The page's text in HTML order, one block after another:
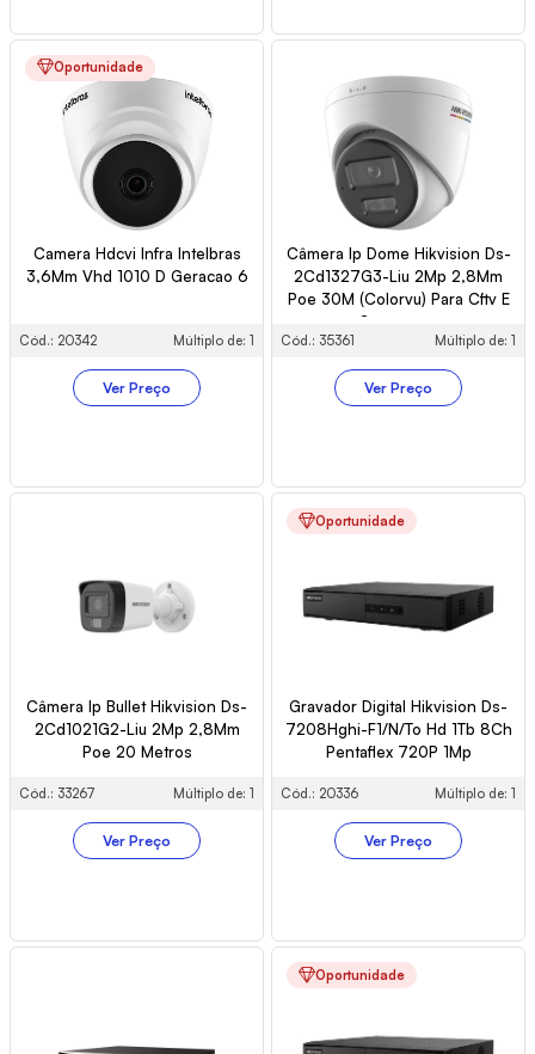
Oportunidade
Camera Hdcvi Infra Intelbras
3,6Mm Vhd 1010 D Geracao 6
Cód.: 20342 Múltiplo de: 1
Ver Preço
Câmera Ip Dome Hikvision Ds-
2Cd1327G3-Liu 2Mp 2,8Mm
Poe 30M (Colorvu) Para Cftv E
Segurança
Cód.: 35361 Múltiplo de: 1
Ver Preço
Câmera Ip Bullet Hikvision Ds-
2Cd1021G2-Liu 2Mp 2,8Mm
Poe 20 Metros
Cód.: 33267 Múltiplo de: 1
Ver Preço
Oportunidade
Gravador Digital Hikvision Ds-
7208Hghi-F1/N/To Hd 1Tb 8Ch
Pentaflex 720P 1Mp
Cód.: 20336 Múltiplo de: 1
Ver Preço
Oportunidade